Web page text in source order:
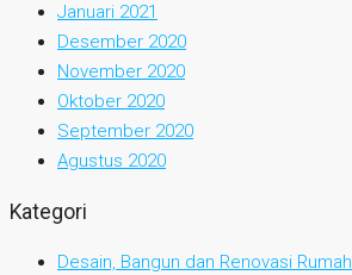
Januari 2021
Desember 2020
November 2020
Oktober 2020
September 2020
Agustus 2020
Kategori
Desain, Bangun dan Renovasi Rumah